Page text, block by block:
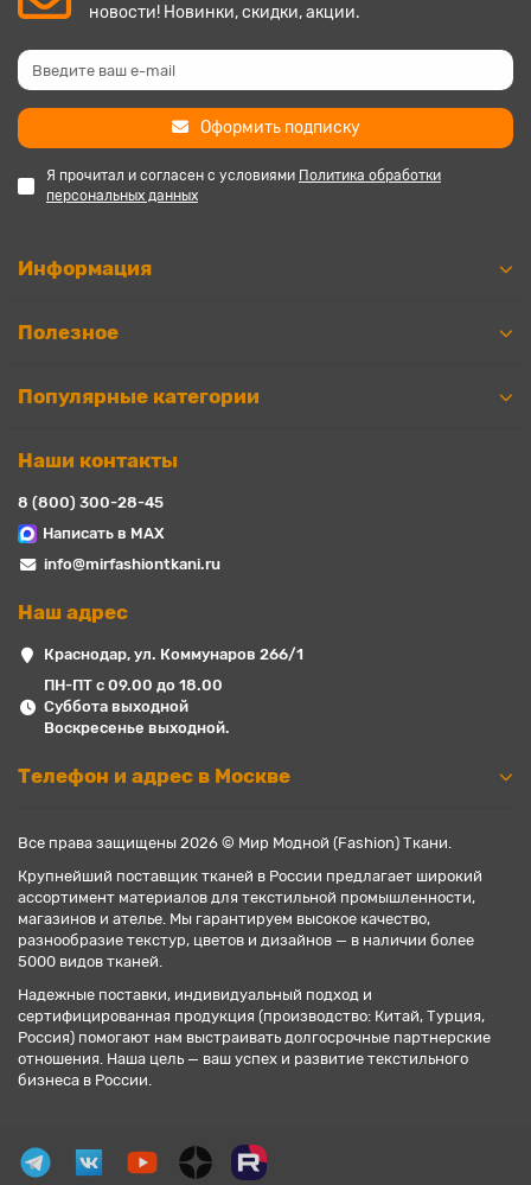
новости! Новинки, скидки, акции.
Оформить подписку
Я прочитал и согласен с условиями Политика обработки
персональных данных
Информация
Полезное
Популярные категории
Наши контакты
8 (800) 300-28-45
Написать в MAX
info@mirfashiontkani.ru
Наш адрес
Краснодар, ул. Коммунаров 266/1
ПН-ПТ с 09.00 до 18.00
Суббота выходной
Воскресенье выходной.
Телефон и адрес в Москве
Все права защищены 2026 © Мир Модной (Fashion) Ткани.
Крупнейший поставщик тканей в России предлагает широкий
ассортимент материалов для текстильной промышленности,
магазинов и ателье. Мы гарантируем высокое качество,
разнообразие текстур, цветов и дизайнов — в наличии более
5000 видов тканей.
Надежные поставки, индивидуальный подход и
сертифицированная продукция (производство: Китай, Турция,
Россия) помогают нам выстраивать долгосрочные партнерские
отношения. Наша цель — ваш успех и развитие текстильного
бизнеса в России.